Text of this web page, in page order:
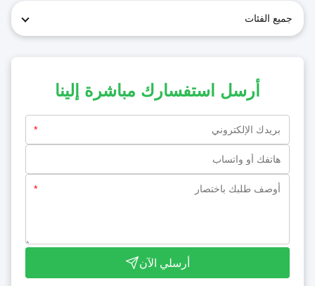
جميع الفئات
أرسل استفسارك مباشرة إلينا
أرسلي الآن